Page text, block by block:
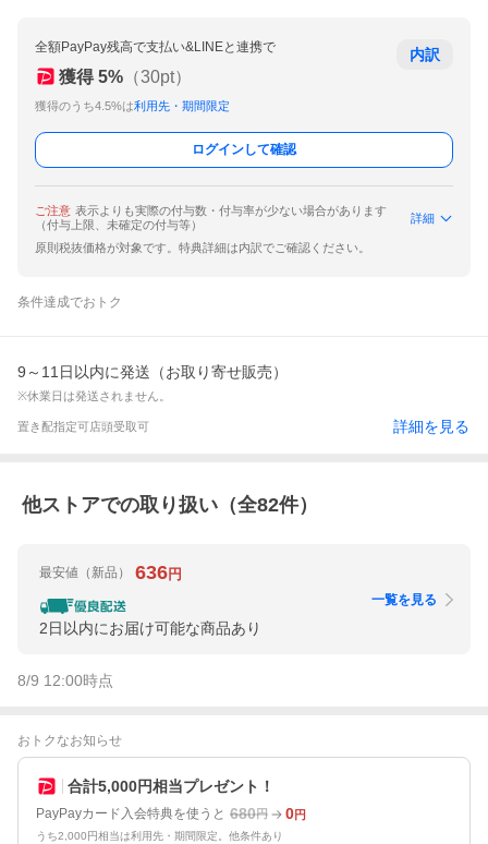
全額PayPay残高で支払い&LINEと連携で
獲得 5% （30pt）
獲得のうち4.5%は利用先・期間限定
内訳
ログインして確認
ご注意 表示よりも実際の付与数・付与率が少ない場合があります
（付与上限、未確定の付与等）
詳細
原則税抜価格が対象です。特典詳細は内訳でご確認ください。
条件達成でおトク
9～11日以内に発送（お取り寄せ販売）
※休業日は発送されません。
置き配指定可 店頭受取可 詳細を見る
他ストアでの取り扱い（全82件）
最安値 （新品） 636円
2日以内にお届け可能な商品あり
一覧を見る
8/9 12:00時点
おトクなお知らせ
合計5,000円相当プレゼント！
PayPayカード入会特典を使うと 680円 0円
うち2,000円相当は利用先・期間限定。他条件あり